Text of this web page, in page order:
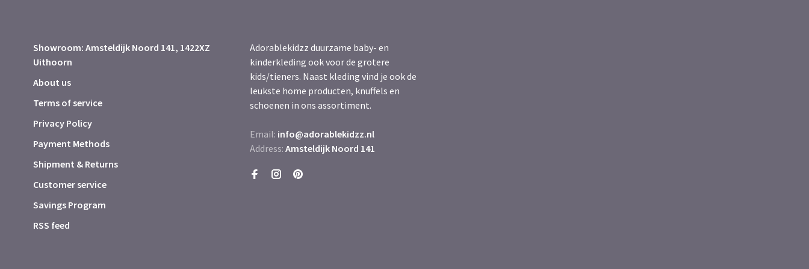
Showroom: Amsteldijk Noord 141, 1422XZ
Uithoorn
About us
Terms of service
Privacy Policy
Payment Methods
Shipment & Returns
Customer service
Savings Program
RSS feed
Adorablekidzz duurzame baby- en
kinderkleding ook voor de grotere
kids/tieners. Naast kleding vind je ook de
leukste home producten, knuffels en
schoenen in ons assortiment.
Email: info@adorablekidzz.nl
Address: Amsteldijk Noord 141